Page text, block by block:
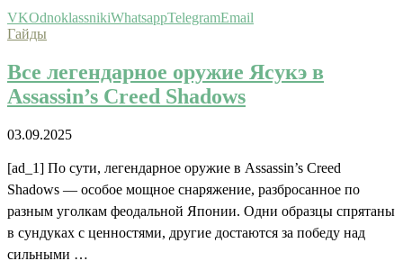
VKOdnoklassnikiWhatsappTelegramEmail
Гайды
Все легендарное оружие Ясукэ в
Assassin’s Creed Shadows
03.09.2025
[ad_1] По сути, легендарное оружие в Assassin’s Creed
Shadows — особое мощное снаряжение, разбросанное по
разным уголкам феодальной Японии. Одни образцы спрятаны
в сундуках с ценностями, другие достаются за победу над
сильными …